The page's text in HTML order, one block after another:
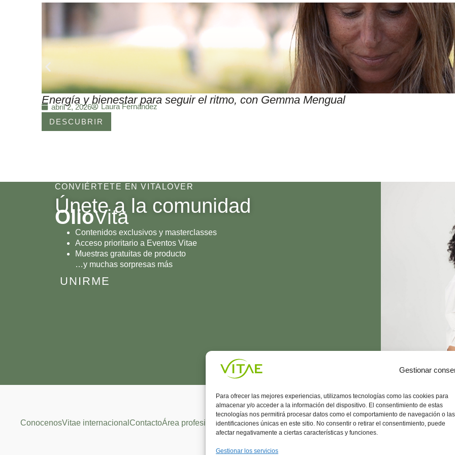
Gestionar
Para ofrecer las mejores experiencias, utilizamos tecnologías como las cookies para
almacenar y/o acceder a la información del dispositivo. El consentimiento de estas
tecnologías nos permitirá procesar datos como el comportamiento de navegación o las
identificaciones únicas en este sitio. No consentir o retirar el consentimiento, puede
afectar negativamente a ciertas características y funciones.
Gestionar los servicios
Energía y bienestar para seguir el ritmo, con Gemma Mengual
abril 2, 2026
Laura Fernández
DESCUBRIR
CONVIÉRTETE EN VITALOVER
Únete a la comunidad
OlioVita
Contenidos exclusivos y masterclasses
Acceso prioritario a Eventos Vitae
Muestras gratuitas de producto
…y muchas sorpresas más
UNIRME
ConocenosVitae internacional ContactoÁrea profesional